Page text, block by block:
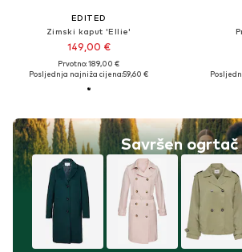
EDITED
Zimski kaput 'Ellie'
149,00 €
Prvotno: 189,00 €
Posljednja najniža cijena:59,60 €
Savršen ogrtač